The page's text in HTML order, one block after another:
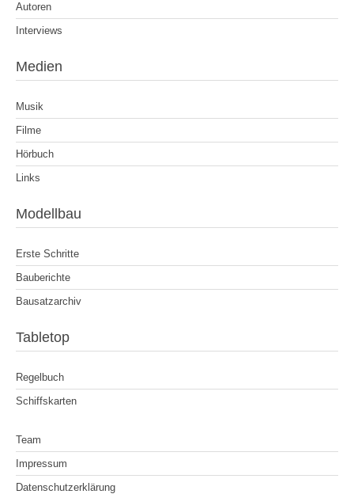
Autoren
Interviews
Medien
Musik
Filme
Hörbuch
Links
Modellbau
Erste Schritte
Bauberichte
Bausatzarchiv
Tabletop
Regelbuch
Schiffskarten
Team
Impressum
Datenschutzerklärung